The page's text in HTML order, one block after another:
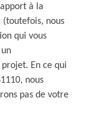
à la
(toutefois, nous
qui vous
En ce qui
nous
pas de votre